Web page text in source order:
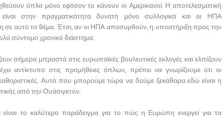
όπλα μόνο εφόσον το κάνουν οι Αμερικανοί. Η αποτελεσματική
στην πραγματικότητα δυνατή μόνο συλλογικά και οι ΗΠΑ
αυτό το θέμα. Έτσι, αν οι ΗΠΑ αποσυρθούν, η υποστήριξη προς την
σύντομο χρονικό διάστημα.
σήμερα μπροστά στις ευρωπαϊκές βουλευτικές εκλογές και ελπίζουν
αντίκτυπο στις προμήθειες όπλων, πρέπει να γνωρίζουμε ότι οι
καθοριστικές. Αυτό που μπορούμε τώρα να δούμε ξεκάθαρα εδώ είναι η
από την Ουάσιγκτον.
το καλύτερο παράδειγμα για το πώς η Ευρώπη ενεργεί για τα